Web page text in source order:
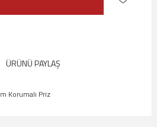
ÜRÜNÜ PAYLAŞ
Korumalı Priz